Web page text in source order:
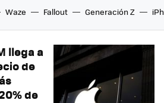
Waze Fallout Generación Z
llega a
de
de